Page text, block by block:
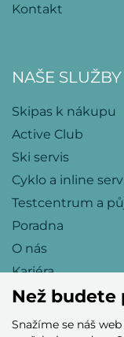
Kontakt
NAŠE SLUŽBY
Skipas k nákupu
Active Club
Ski servis
Cyklo a inline
Testcentrum a
Poradna
O nás
Kariéra
Než budete
Snažíme se náš